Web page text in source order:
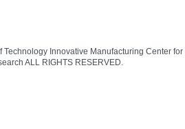
Technology Innovative Manufacturing Center for
ALL RIGHTS RESERVED.